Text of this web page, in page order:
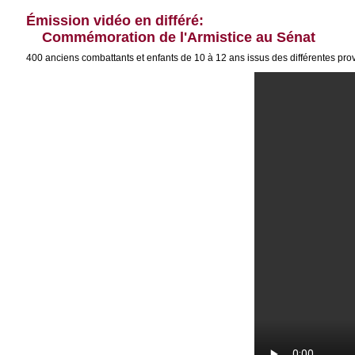
Émission vidéo en différé:
Commémoration de l'Armistice au Sénat
400 anciens combattants et enfants de 10 à 12 ans issus des différentes